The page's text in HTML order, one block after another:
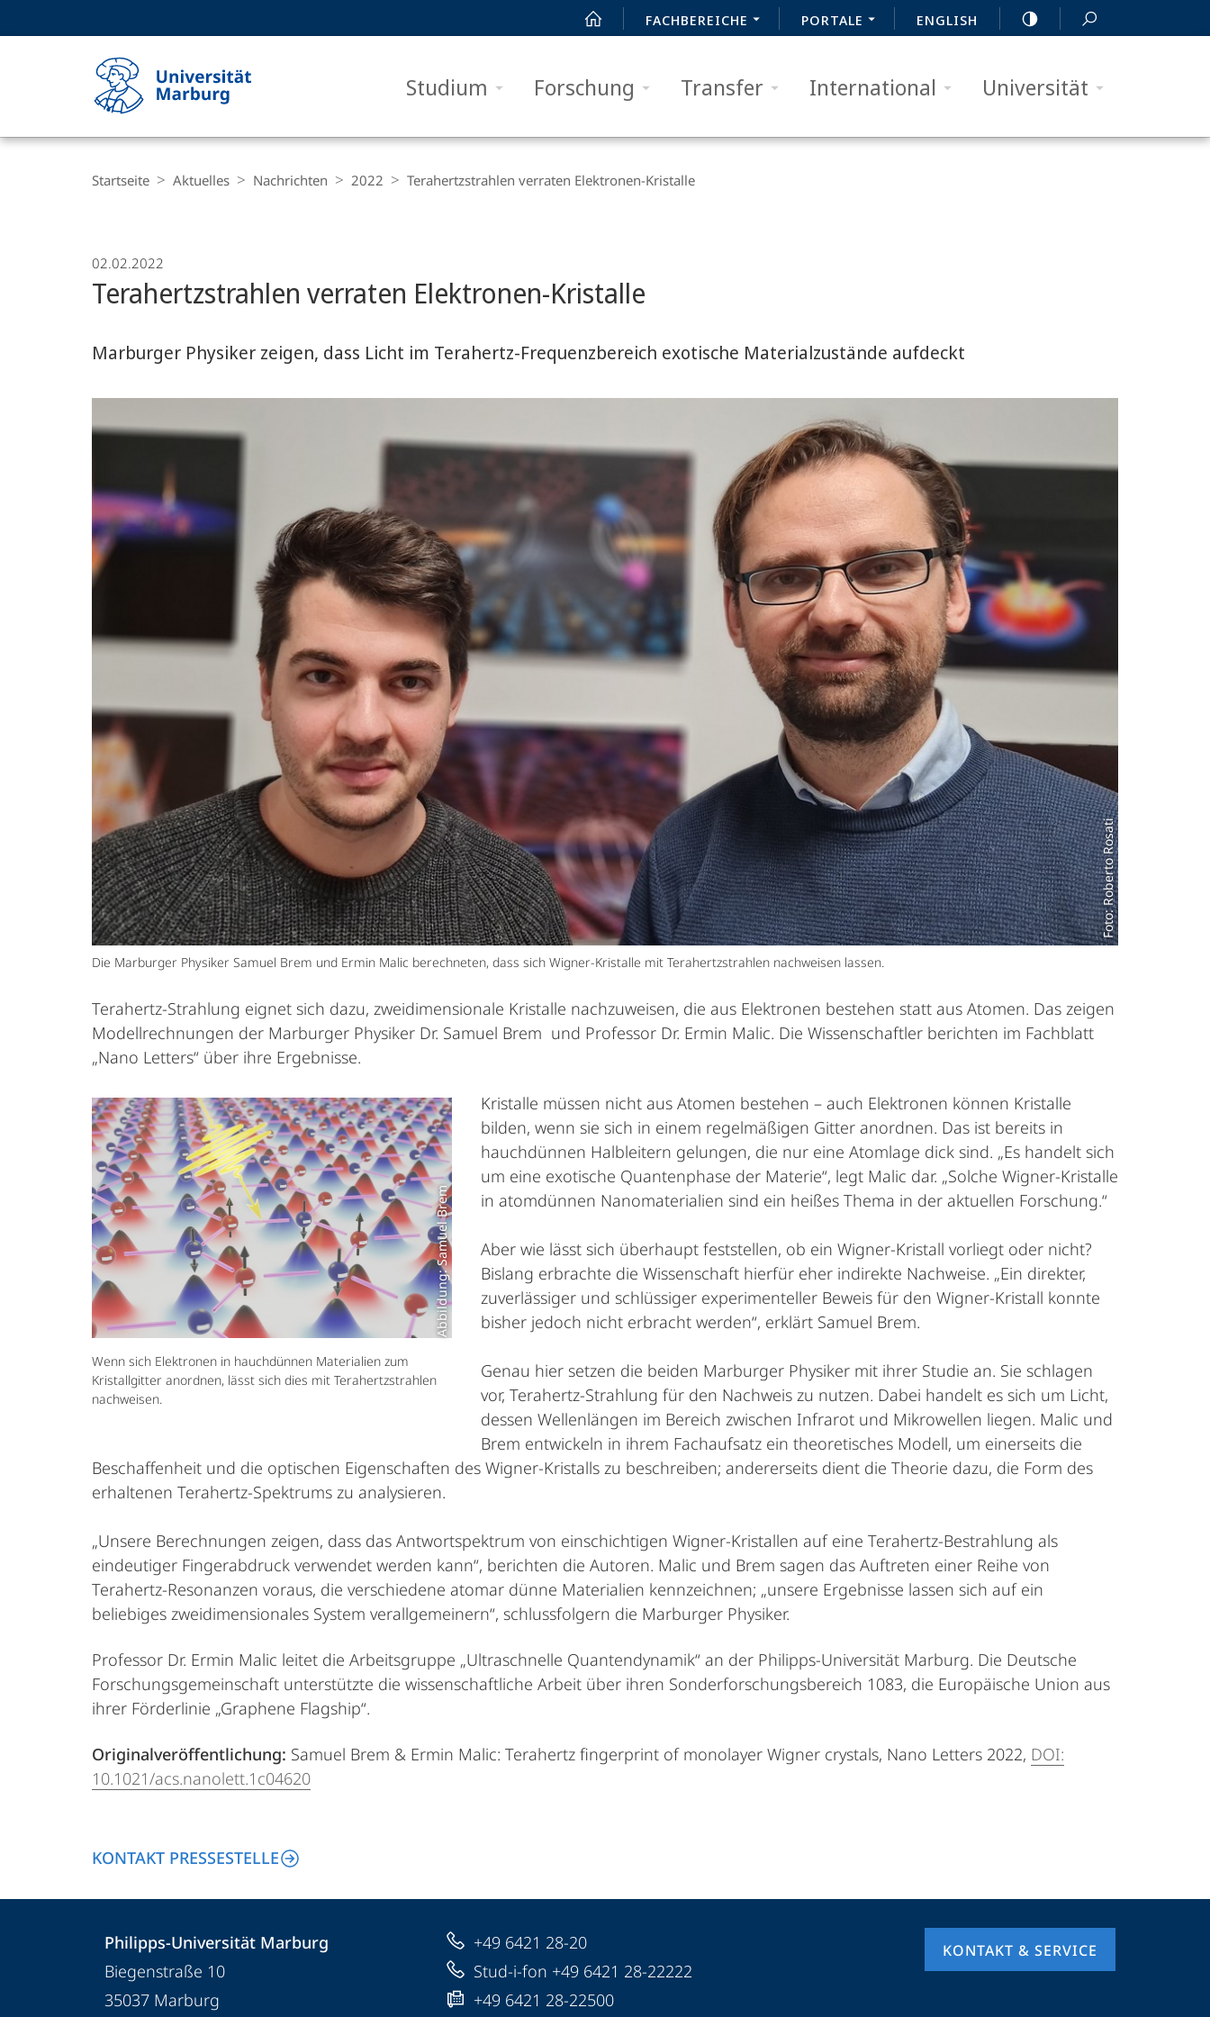
FACHBEREICHE PORTALE ENGLISH
Studium Forschung Transfer International Universität
Philipps-
Marburg
Navigation
Startseite Aktuelles Nachrichten 2022 Terahertzstrahlen verraten Elektronen-Kristalle
02.02.2022
Terahertzstrahlen verraten Elektronen-Kristalle
Marburger Physiker zeigen, dass Licht im Terahertz-Frequenzbereich exotische Materialzustände aufdeckt
Foto: Roberto Rosati
Die Marburger Physiker Samuel Brem und Ermin Malic berechneten, dass sich Wigner-Kristalle mit Terahertzstrahlen nachweisen lassen.
Terahertz-Strahlung eignet sich dazu, zweidimensionale Kristalle nachzuweisen, die aus Elektronen bestehen statt aus Atomen. Das zeigen
Modellrechnungen der Marburger Physiker Dr. Samuel Brem und Professor Dr. Ermin Malic. Die Wissenschaftler berichten im Fachblatt
„Nano Letters“ über ihre Ergebnisse.
Abbildung: Samuel Brem
Wenn sich Elektronen in hauchdünnen Materialien zum
Kristallgitter anordnen, lässt sich dies mit Terahertzstrahlen
nachweisen.
Kristalle müssen nicht aus Atomen bestehen – auch Elektronen können Kristalle
bilden, wenn sie sich in einem regelmäßigen Gitter anordnen. Das ist bereits in
hauchdünnen Halbleitern gelungen, die nur eine Atomlage dick sind. „Es handelt sich
um eine exotische Quantenphase der Materie“, legt Malic dar. „Solche Wigner-Kristalle
in atomdünnen Nanomaterialien sind ein heißes Thema in der aktuellen Forschung.“
Aber wie lässt sich überhaupt feststellen, ob ein Wigner-Kristall vorliegt oder nicht?
Bislang erbrachte die Wissenschaft hierfür eher indirekte Nachweise. „Ein direkter,
zuverlässiger und schlüssiger experimenteller Beweis für den Wigner-Kristall konnte
bisher jedoch nicht erbracht werden“, erklärt Samuel Brem.
Genau hier setzen die beiden Marburger Physiker mit ihrer Studie an. Sie schlagen
vor, Terahertz-Strahlung für den Nachweis zu nutzen. Dabei handelt es sich um Licht,
dessen Wellenlängen im Bereich zwischen Infrarot und Mikrowellen liegen. Malic und
Brem entwickeln in ihrem Fachaufsatz ein theoretisches Modell, um einerseits die
Beschaffenheit und die optischen Eigenschaften des Wigner-Kristalls zu beschreiben; andererseits dient die Theorie dazu, die Form des
erhaltenen Terahertz-Spektrums zu analysieren.
„Unsere Berechnungen zeigen, dass das Antwortspektrum von einschichtigen Wigner-Kristallen auf eine Terahertz-Bestrahlung als
eindeutiger Fingerabdruck verwendet werden kann“, berichten die Autoren. Malic und Brem sagen das Auftreten einer Reihe von
Terahertz-Resonanzen voraus, die verschiedene atomar dünne Materialien kennzeichnen; „unsere Ergebnisse lassen sich auf ein
beliebiges zweidimensionales System verallgemeinern“, schlussfolgern die Marburger Physiker.
Professor Dr. Ermin Malic leitet die Arbeitsgruppe „Ultraschnelle Quantendynamik“ an der Philipps-Universität Marburg. Die Deutsche
Forschungsgemeinschaft unterstützte die wissenschaftliche Arbeit über ihren Sonderforschungsbereich 1083, die Europäische Union aus
ihrer Förderlinie „Graphene Flagship“.
Originalveröffentlichung: Samuel Brem & Ermin Malic: Terahertz fingerprint of monolayer Wigner crystals, Nano Letters 2022, DOI:
10.1021/acs.nanolett.1c04620
KONTAKT PRESSESTELLE
Informationen
Kontaktinformationen
Philipps-
Universität
Philipps-Universität Marburg
Biegenstraße 10
35037 Marburg
+49 6421 28-20
Stud-i-fon +49 6421 28-22222
+49 6421 28-22500
KONTAKT & SERVICE